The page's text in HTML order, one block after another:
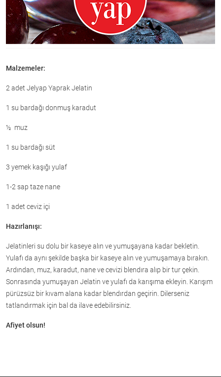
Malzemeler:
2 adet Jelyap Yaprak Jelatin
1 su bardağı donmuş karadut
½ muz
1 su bardağı süt
3 yemek kaşığı yulaf
1-2 sap taze nane
1 adet ceviz içi
Hazırlanışı:
Jelatinleri su dolu bir kaseye alın ve yumuşayana kadar bekletin.
Yulafı da aynı şekilde başka bir kaseye alın ve yumuşamaya bırakın.
Ardından, muz, karadut, nane ve cevizi blendıra alıp bir tur çekin.
Sonrasında yumuşayan Jelatin ve yulafı da karışıma ekleyin. Karışım
pürüzsüz bir kıvam alana kadar blendırdan geçirin. Dilerseniz
tatlandırmak için bal da ilave edebilirsiniz.
Afiyet olsun!